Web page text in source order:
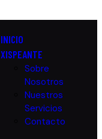
INICIO
XISPEANTE
Sobre
Nosotros
Nuestros
Servicios
Contacto